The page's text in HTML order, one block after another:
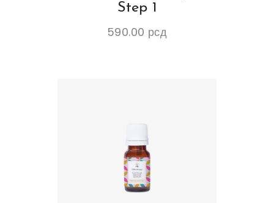
Step 1
590.00 рсд